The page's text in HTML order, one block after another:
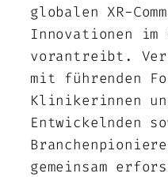
globalen XR-
Innovationen im
vorantreibt.
mit führenden
Klinikerinnen
Entwickelnden
gemeinsam